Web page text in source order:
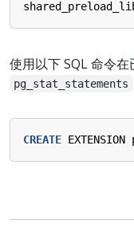
使用以下 SQL 命令
pg_stat_statements
CREATE EXTENSION